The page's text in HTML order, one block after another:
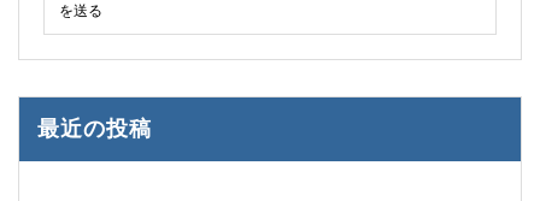
を送る
最近の投稿